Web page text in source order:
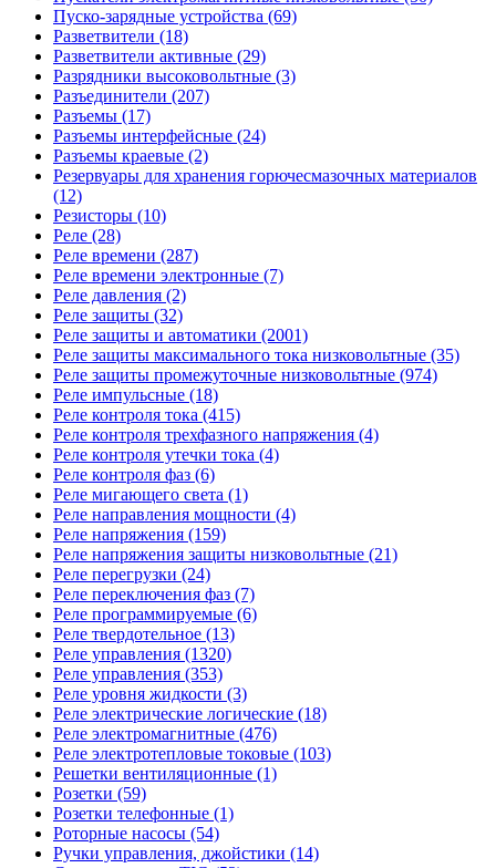
Пуско-зарядные устройства (69)
Разветвители (18)
Разветвители активные (29)
Разрядники высоковольтные (3)
Разъединители (207)
Разъемы (17)
Разъемы интерфейсные (24)
Разъемы краевые (2)
Резервуары для хранения горючесмазочных материалов
(12)
Резисторы (10)
Реле (28)
Реле времени (287)
Реле времени электронные (7)
Реле давления (2)
Реле защиты (32)
Реле защиты и автоматики (2001)
Реле защиты максимального тока низковольтные (35)
Реле защиты промежуточные низковольтные (974)
Реле импульсные (18)
Реле контроля тока (415)
Реле контроля трехфазного напряжения (4)
Реле контроля утечки тока (4)
Реле контроля фаз (6)
Реле мигающего света (1)
Реле направления мощности (4)
Реле напряжения (159)
Реле напряжения защиты низковольтные (21)
Реле перегрузки (24)
Реле переключения фаз (7)
Реле программируемые (6)
Реле твердотельное (13)
Реле управления (1320)
Реле управления (353)
Реле уровня жидкости (3)
Реле электрические логические (18)
Реле электромагнитные (476)
Реле электротепловые токовые (103)
Решетки вентиляционные (1)
Розетки (59)
Розетки телефонные (1)
Роторные насосы (54)
Ручки управления, джойстики (14)